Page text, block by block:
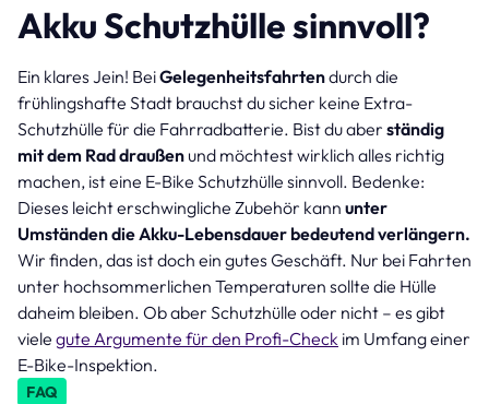
Akku Schutzhülle sinnvoll?
Ein klares Jein! BeiGelegenheitsfahrtendurch die
frühlingshafte Stadt brauchst du sicher keine Extra-
Schutzhülle für die Fahrradbatterie. Bist du aber ständig
mit dem Rad draußen und möchtest wirklich alles richtig
machen, ist eine E-Bike Schutzhülle sinnvoll. Bedenke:
Dieses leicht erschwingliche Zubehör kann unter
Umständen die Akku-Lebensdauer bedeutend verlängern.
Wir finden, das ist doch ein gutes Geschäft. Nur bei Fahrten
unter hochsommerlichen Temperaturen sollte die Hülle
daheim bleiben. Ob aber Schutzhülle oder nicht – es gibt
viele gute Argumente für den Profi-Check im Umfang einer
E-Bike-Inspektion.
FAQ